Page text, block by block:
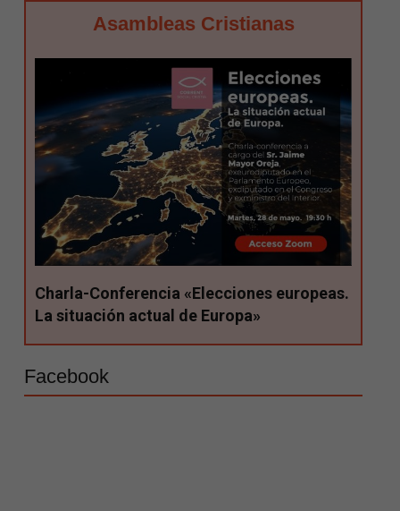
Asambleas Cristianas
Charla-Conferencia «Elecciones europeas.
La situación actual de Europa»
Facebook